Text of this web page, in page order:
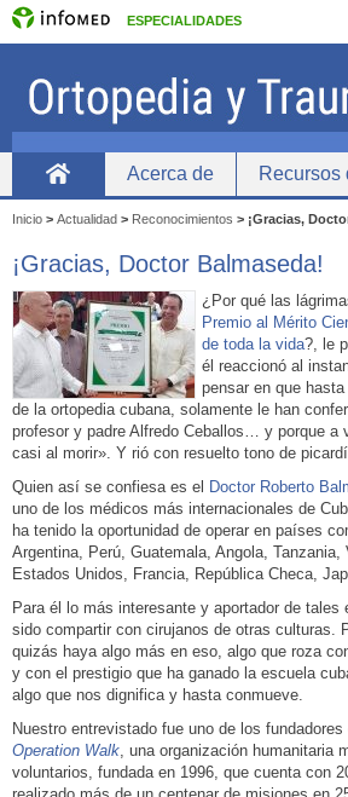
ESPECIALIDADES
Acerca de Recursos
Inicio > Actualidad > Reconocimientos > ¡Gracias,
¡Gracias, Doctor Balmaseda!
¿Por qué las
Premio al Mérito
de toda la vida?, le
él reaccionó al
pensar en que
de la ortopedia cubana, solamente le han
profesor y padre Alfredo Ceballos… y porque a
casi al morir». Y rió con resuelto tono de
Quien así se confiesa es el Doctor Roberto
uno de los médicos más internacionales de
ha tenido la oportunidad de operar en países
Argentina, Perú, Guatemala, Angola, Tanzania,
Estados Unidos, Francia, República Checa,
Para él lo más interesante y aportador de tales
sido compartir con cirujanos de otras culturas.
quizás haya algo más en eso, algo que roza
y con el prestigio que ha ganado la escuela
algo que nos dignifica y hasta conmueve.
Nuestro entrevistado fue uno de los fundadores
Operation Walk, una organización humanitaria
voluntarios, fundada en 1996, que cuenta con